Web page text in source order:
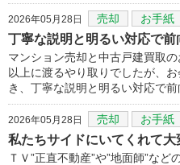
2026年05月28日 売却 お手紙
丁寧な説明と明るい対応で
マンション売却と中古戸建買取
以上に渡るやり取りでしたが、
き、丁寧な説明と明るい対応で
2026年05月28日 売却 お手紙
私たちサイドにいてくれて
ＴＶ”正直不動産”や”地面師”な